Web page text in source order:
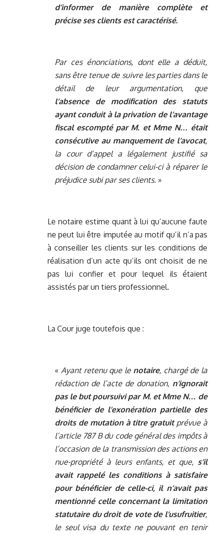
d’informer de manière complète et
précise ses clients est caractérisé.
Par ces énonciations, dont elle a déduit,
sans être tenue de suivre les parties dans le
détail de leur argumentation, que
l’absence de modification des statuts
ayant conduit à la privation de l’avantage
fiscal escompté par M. et Mme N… était
consécutive au manquement de l’avocat,
la cour d’appel a légalement justifié sa
décision de condamner celui-ci à réparer le
préjudice subi par ses clients. »
Le notaire estime quant à lui qu’aucune faute
ne peut lui être imputée au motif qu’il n’a pas
à conseiller les clients sur les conditions de
réalisation d’un acte qu’ils ont choisit de ne
pas lui confier et pour lequel ils étaient
assistés par un tiers professionnel.
La Cour juge toutefois que :
« Ayant retenu que le notaire, chargé de la
rédaction de l’acte de donation, n’ignorait
pas le but poursuivi par M. et Mme N… de
bénéficier de l’exonération partielle des
droits de mutation à titre gratuitprévue à
l’article 787 B du code général des impôts à
l’occasion de la transmission des actions en
nue-propriété à leurs enfants, et que, s’il
avait rappelé les conditions à satisfaire
pour bénéficier de celle-ci, il n’avait pas
mentionné celle concernant la limitation
statutaire du droit de vote de l’usufruitier,
le seul visa du texte ne pouvant en tenir